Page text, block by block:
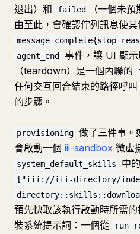
退出）和
failed
（一個未
由至此，會確認佇列訊息使
agent_end
事件，讓 UI 顯
（teardown）是一個內聯的
任何交互回合結束的路徑呼
的步驟。
provisioning 做了三件事。
會啟動一個 iii-sandbox 微虛
system_default_skills 中
["iii://iii-directory/
預先快取該執行啟動時所需
裝系統提示詞：一個從